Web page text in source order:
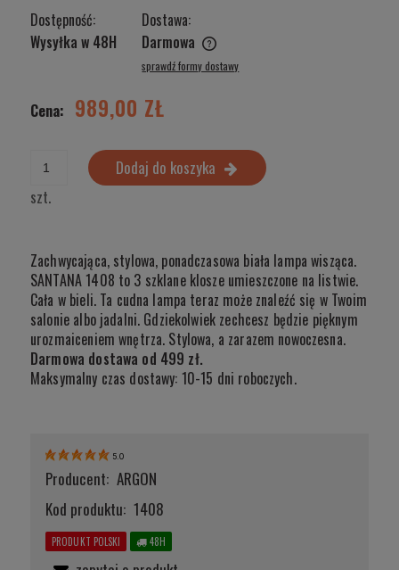
Dostępność:
Wysyłka w 48H
Dostawa:
Darmowa
Cena nie zawiera ewentualnych kosztów płatności
sprawdź formy dostawy
Cena: 989,00 ZŁ
szt.
Dodaj do koszyka
Zachwycająca, stylowa, ponadczasowa biała lampa wisząca.
SANTANA 1408 to 3 szklane klosze umieszczone na listwie.
Cała w bieli. Ta cudna lampa teraz może znaleźć się w Twoim
salonie albo jadalni. Gdziekolwiek zechcesz będzie pięknym
urozmaiceniem wnętrza. Stylowa, a zarazem nowoczesna.
Darmowa dostawa od 499 zł.
Maksymalny czas dostawy: 10-15 dni roboczych.
5.0
Producent: ARGON
Kod produktu: 1408
PRODUKT POLSKI 48H